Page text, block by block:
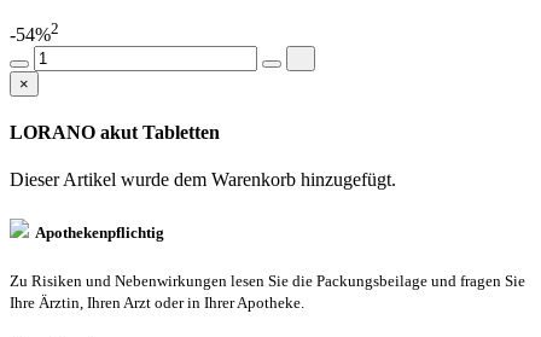
-54%2
×
LORANO akut Tabletten
Dieser Artikel wurde dem Warenkorb hinzugefügt.
Apothekenpflichtig
Zu Risiken und Nebenwirkungen lesen Sie die Packungsbeilage und fragen Sie
Ihre Ärztin, Ihren Arzt oder in Ihrer Apotheke.